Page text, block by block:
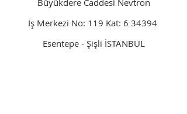
Büyükdere Caddesi Nevtron
İş Merkezi No: 119 Kat: 6 34394
Esentepe - Şişli İSTANBUL